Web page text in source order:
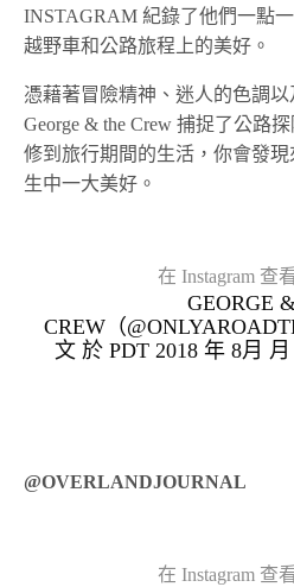
INSTAGRAM 紀錄了他們一點
越野車和公路旅程上的美好。
憑藉著冒險精神、迷人的色調以
George & the Crew 捕捉了公路
修到旅行期間的生活，你會發
生中一大美好。
在 Instagram 查
GEORGE
CREW（
文 於PDT 2018 年 8月
@OVERLANDJOURNAL
在 Instagram 查